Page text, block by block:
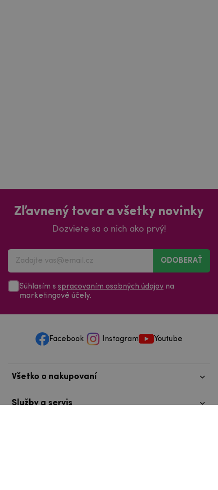
Zľavnený tovar a všetky novinky
Dozviete sa o nich ako prvý!
ODOBERAŤ
Súhlasím s spracovaním osobných údajov na
marketingové účely.
Facebook Instagram Youtube
Všetko o nakupovaní
Služby a servis